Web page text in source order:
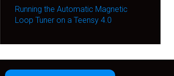
Running the Automatic Magnetic
Loop Tuner on a Teensy 4.0